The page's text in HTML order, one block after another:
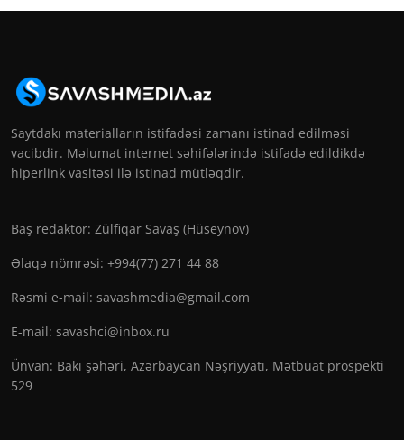
Saytdakı materialların istifadəsi zamanı istinad edilməsi
vacibdir. Məlumat internet səhifələrində istifadə edildikdə
hiperlink vasitəsi ilə istinad mütləqdir.
Baş redaktor: Zülfiqar Savaş (Hüseynov)
Əlaqə nömrəsi: +994(77) 271 44 88
Rəsmi e-mail: savashmedia@gmail.com
E-mail: savashci@inbox.ru
Ünvan: Bakı şəhəri, Azərbaycan Nəşriyyatı, Mətbuat prospekti
529